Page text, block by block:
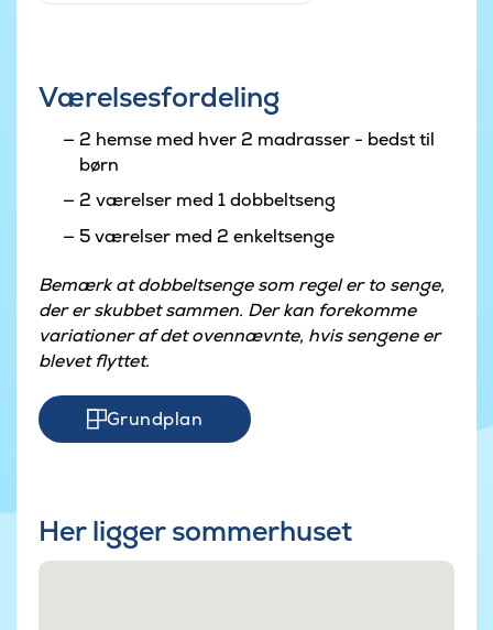
Værelsesfordeling
2 hemse med hver 2 madrasser - bedst til
børn
2 værelser med 1 dobbeltseng
5 værelser med 2 enkeltsenge
Bemærk at dobbeltsenge som regel er to senge,
der er skubbet sammen. Der kan forekomme
variationer af det ovennævnte, hvis sengene er
blevet flyttet.
Grundplan
Her ligger sommerhuset